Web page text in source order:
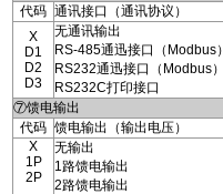
代码 通讯接口（通讯协议）
X
D1
D2
D3
无通讯输出
RS-485通迅接口（Modbus）
RS232通迅接口（Modbus）
RS232C打印接口
⑦馈电输出
代码 馈电输出（输出电压）
X
1P
2P
无输出
1路馈电输出
2路馈电输出